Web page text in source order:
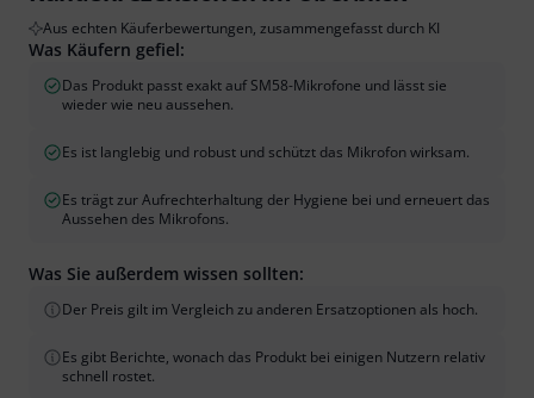
Aus echten Käuferbewertungen, zusammengefasst durch KI
Was Käufern gefiel:
Das Produkt passt exakt auf SM58-Mikrofone und lässt sie
wieder wie neu aussehen.
Es ist langlebig und robust und schützt das Mikrofon wirksam.
Es trägt zur Aufrechterhaltung der Hygiene bei und erneuert das
Aussehen des Mikrofons.
Was Sie außerdem wissen sollten:
Der Preis gilt im Vergleich zu anderen Ersatzoptionen als hoch.
Es gibt Berichte, wonach das Produkt bei einigen Nutzern relativ
schnell rostet.